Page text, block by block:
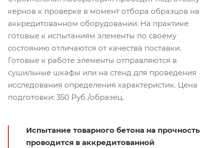
кернов к проверке в момент отбора образцов на
аккредитованном оборудовании. На практике
готовые к испытаниям элементы по своему
состоянию отличаются от качества поставки.
Готовые к работе элементы отправляются в
сушильные шкафы или на стенд для проведения
исследования определения характеристик. Цена
подготовки: 350 Руб./образец.
Испытание товарного бетона на прочность
проводится в аккредитованной